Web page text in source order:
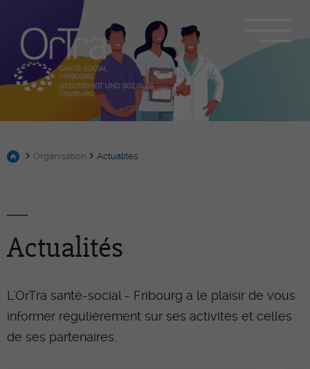
Organisation Actualités
Actualités
L'OrTra santé-social - Fribourg a le plaisir de vous
informer régulièrement sur ses activités et celles
de ses partenaires.